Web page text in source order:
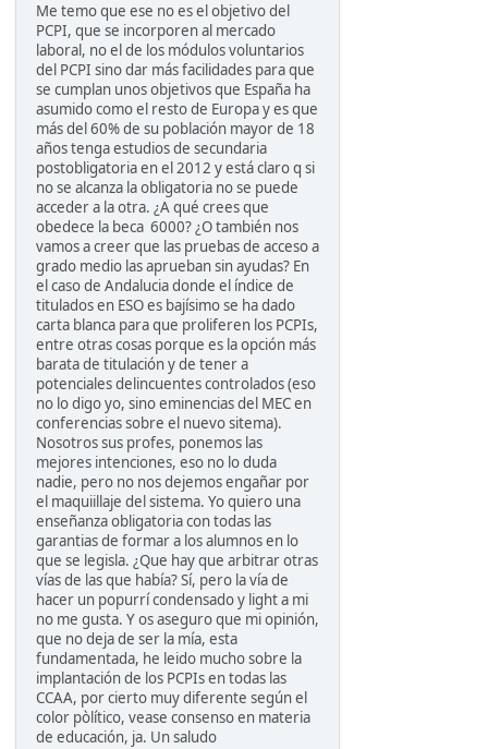
Me temo que ese no es el objetivo del
PCPI, que se incorporen al mercado
laboral, no el de los módulos voluntarios
del PCPI sino dar más facilidades para que
se cumplan unos objetivos que España ha
asumido como el resto de Europa y es que
más del 60% de su población mayor de 18
años tenga estudios de secundaria
postobligatoria en el 2012 y está claro q si
no se alcanza la obligatoria no se puede
acceder a la otra. ¿A qué crees que
obedece la beca 6000? ¿O también nos
vamos a creer que las pruebas de acceso a
grado medio las aprueban sin ayudas? En
el caso de Andalucia donde el índice de
titulados en ESO es bajísimo se ha dado
carta blanca para que proliferen los PCPIs,
entre otras cosas porque es la opción más
barata de titulación y de tener a
potenciales delincuentes controlados (eso
no lo digo yo, sino eminencias del MEC en
conferencias sobre el nuevo sitema).
Nosotros sus profes, ponemos las
mejores intenciones, eso no lo duda
nadie, pero no nos dejemos engañar por
el maquiillaje del sistema. Yo quiero una
enseñanza obligatoria con todas las
garantias de formar a los alumnos en lo
que se legisla. ¿Que hay que arbitrar otras
vías de las que había? Sí, pero la vía de
hacer un popurrí condensado y light a mi
no me gusta. Y os aseguro que mi opinión,
que no deja de ser la mía, esta
fundamentada, he leido mucho sobre la
implantación de los PCPIs en todas las
CCAA, por cierto muy diferente según el
color pòlítico, vease consenso en materia
de educación, ja. Un saludo